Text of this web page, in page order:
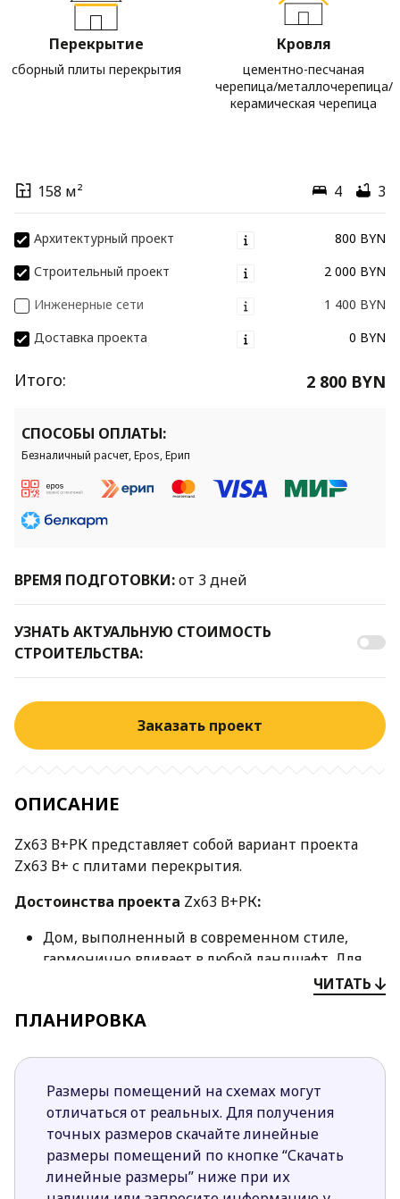
Перекрытие
сборный плиты перекрытия
Кровля
цементно-песчаная
черепица/металлочерепица/
керамическая черепица
158 м² 4 3
Архитектурный проект
800 BYN
Строительный проект
2 000 BYN
Инженерные сети
1 400 BYN
Доставка проекта
0 BYN
Итого: 2 800 BYN
СПОСОБЫ ОПЛАТЫ:
Безналичный расчет, Epos, Ерип
ВРЕМЯ ПОДГОТОВКИ:от 3 дней
УЗНАТЬ АКТУАЛЬНУЮ СТОИМОСТЬ
СТРОИТЕЛЬСТВА:
Заказать проект
ОПИСАНИЕ
Zх63 В+РК представляет собой вариант проекта
Zх63 В+ с плитами перекрытия.
Достоинства проекта Zх63 В+РК:
Дом, выполненный в современном стиле,
гармонично вливает в любой ландшафт. Для
отделки фасадов используются натуральные
респектабельный внешний образ дома и
Предусмотренная на первом этаже небольшая
ночная зона делает дом удобным для
проживания пожилых членов семьи,
поскольку нет необходимости передвигать по
лестнице.
Если нужды в дополнительной спальне нет, то
комнату на первом этаже можно использовать
ЧИТАТЬ
ПЛАНИРОВКА
Размеры помещений на схемах могут
отличаться от реальных. Для получения
точных размеров скачайте линейные
размеры помещений по кнопке “Скачать
линейные размеры” ниже при их